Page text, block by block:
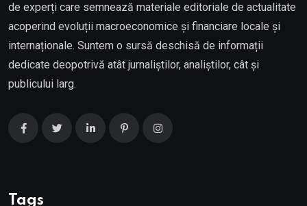
de experți care semnează materiale editoriale de actualitate
acoperind evoluții macroeconomice și financiare locale și
internaționale. Suntem o sursă deschisă de informații
dedicate deopotrivă atât jurnaliștilor, analiștilor, cât și
publicului larg.
Tags